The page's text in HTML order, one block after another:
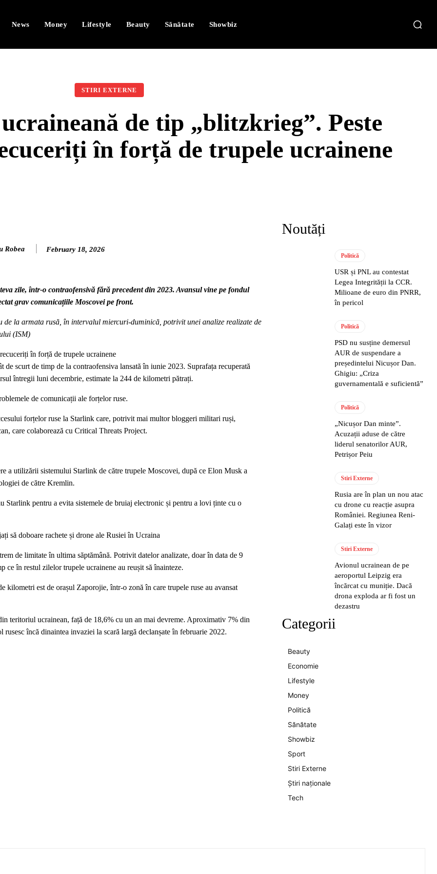
News Money Lifestyle Beauty Sănătate Showbiz
STIRI EXTERNE
de tip „blitzkrieg”. Peste
în forță de trupele ucrainene
Robea February 18, 2026
zile, într-o contraofensivă fără precedent din 2023. Avansul vine pe fondul
grav comunicațiile Moscovei pe front.
la armata rusă, în intervalul miercuri-duminică, potrivit unei analize realizate de
(ISM)
în forță de trupele ucrainene
scurt de timp de la contraofensiva lansată în iunie 2023. Suprafața recuperată
întregii luni decembrie, estimate la 244 de kilometri pătrați.
de comunicații ale forțelor ruse.
forțelor ruse la Starlink care, potrivit mai multor bloggeri militari ruși,
care colaborează cu Critical Threats Project.
a utilizării sistemului Starlink de către trupele Moscovei, după ce Elon Musk a
de către Kremlin.
pentru a evita sistemele de bruiaj electronic și pentru a lovi ținte cu o
să doboare rachete și drone ale Rusiei în Ucraina
de limitate în ultima săptămână. Potrivit datelor analizate, doar în data de 9
în restul zilelor trupele ucrainene au reușit să înainteze.
est de orașul Zaporojie, într-o zonă în care trupele ruse au avansat
teritoriul ucrainean, față de 18,6% cu un an mai devreme. Aproximativ 7% din
încă dinaintea invaziei la scară largă declanșate în februarie 2022.
Noutăți
Politică
USR și PNL au contestat
Legea Integrității la CCR.
Milioane de euro din PNRR,
în pericol
Politică
PSD nu susține demersul
AUR de suspendare a
președintelui Nicușor Dan.
Ghigiu: „Criza
guvernamentală e suficientă”
Politică
„Nicușor Dan minte”.
Acuzații aduse de către
liderul senatorilor AUR,
Petrișor Peiu
Stiri Externe
Rusia are în plan un nou atac
cu drone cu reacție asupra
României. Regiunea Reni-
Galați este în vizor
Stiri Externe
Avionul ucrainean de pe
aeroportul Leipzig era
încărcat cu muniție. Dacă
drona exploda ar fi fost un
dezastru
Categorii
Beauty
Economie
Lifestyle
Money
Politică
Sănătate
Showbiz
Sport
Stiri Externe
Știri naționale
Tech